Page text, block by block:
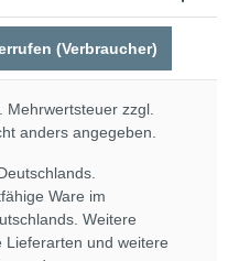
(Verbraucher)
Mehrwertsteuer zzgl.
anders angegeben.
Ware im
Weitere
Lieferarten und weitere